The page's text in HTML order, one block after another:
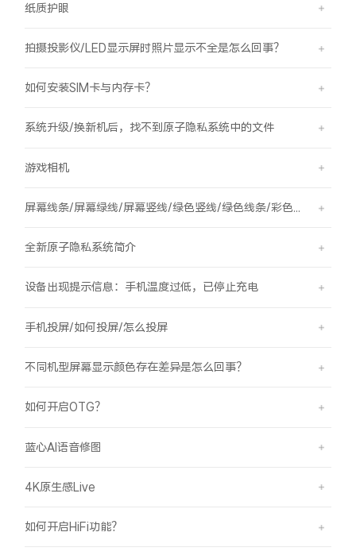
纸质护眼
拍摄投影仪/LED显示屏时照片显示不全是怎么回事？
如何安装SIM卡与内存卡？
系统升级/换新机后，找不到原子隐私系统中的文件
游戏相机
全新原子隐私系统简介
设备出现提示信息：手机温度过低，已停止充电
手机投屏/如何投屏/怎么投屏
不同机型屏幕显示颜色存在差异是怎么回事？
如何开启OTG？
蓝心AI语音修图
4K原生感Live
如何开启HiFi功能？